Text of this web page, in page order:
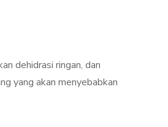
dehidrasi ringan, dan
yang akan menyebabkan